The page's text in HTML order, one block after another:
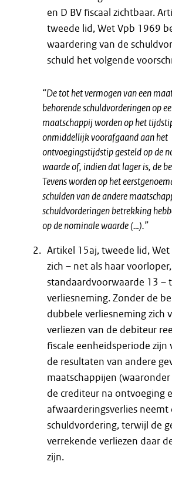
en D BV fiscaal zichtbaar.
tweede lid, Wet Vpb 1969
waardering van de
schuld het volgende
“De tot het vermogen van een
behorende schuldvorderingen op
maatschappij worden op het
onmiddellijk voorafgaand aan het
ontvoegingstijdstip gesteld op de
waarde of, indien dat lager is, de
Tevens worden op het
schulden van de andere
schuldvorderingen betrekking
op de nominale waarde (…).”
Artikel 15aj, tweede lid,
zich – net als haar
standaardvoorwaarde 13 –
verliesneming. Zonder de
dubbele verliesneming zich
verliezen van de debiteur
fiscale eenheidsperiode zijn
de resultaten van andere
maatschappijen
de crediteur na ontvoeging
afwaarderingsverlies neemt
schuldvordering, terwijl de
verrekende verliezen daar
zijn.